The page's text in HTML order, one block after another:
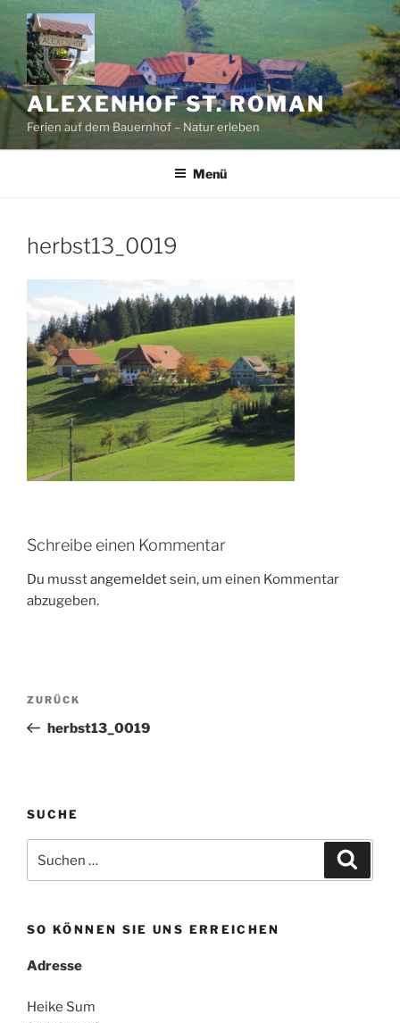
Zum
Inhalt
springen
ALEXENHOF ST. ROMAN
Ferien auf dem Bauernhof – Natur erleben
Menü
herbst13_0019
Schreibe einen Kommentar
Du musstangemeldetsein, um einen Kommentar
abzugeben.
Beitragsnavigation
Vorheriger
Beitrag
ZURÜCK
herbst13_0019
SUCHE
nach:
SO KÖNNEN SIE UNS ERREICHEN
Adresse
Heike Sum